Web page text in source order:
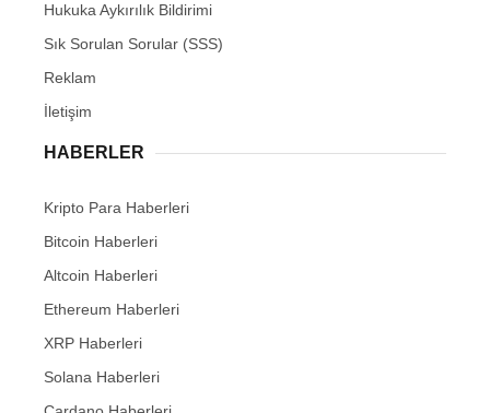
Hukuka Aykırılık Bildirimi
Sık Sorulan Sorular (SSS)
Reklam
İletişim
HABERLER
Kripto Para Haberleri
Bitcoin Haberleri
Altcoin Haberleri
Ethereum Haberleri
XRP Haberleri
Solana Haberleri